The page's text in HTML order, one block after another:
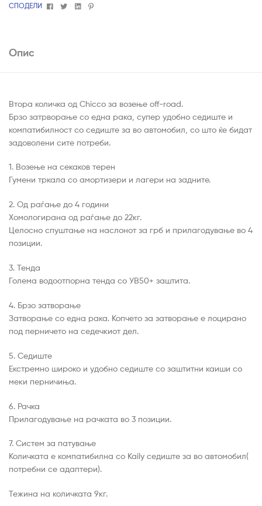
СПОДЕЛИ
FacebookTwitterLinkedin
Pinterest
Опис
Втора количка од Chicco за возење off-road.
Брзо затрворање со една рака, супер удобно седиште и
компатибилност со седиште за во автомобил, со што ќе бидат
задоволени сите потреби.
1. Возење на секаков терен
Гумени тркала со амортизери и лагери на задните.
2. Од раѓање до 4 години
Хомологирана од раѓање до 22кг.
Целосно спуштање на наслонот за грб и прилагодување во 4
позиции.
3. Тенда
Голема водоотпорна тенда со УВ50+ заштита.
4. Брзо затворање
Затворање со една рака. Копчето за затворање е лоцирано
под перничето на седечкиот дел.
5. Седиште
Екстремно широко и удобно седиште со заштитни каиши со
меки перничиња.
6. Рачка
Прилагодување на рачката во 3 позиции.
7. Систем за патување
Количката е компатибилна со Kaily седиште за во автомобил(
потребни се адаптери).
Тежина на количката 9кг.